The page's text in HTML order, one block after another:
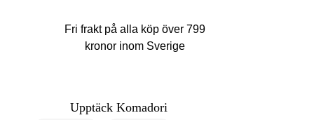
Fri frakt på alla köp över 799
kronor inom Sverige
Upptäck Komadori